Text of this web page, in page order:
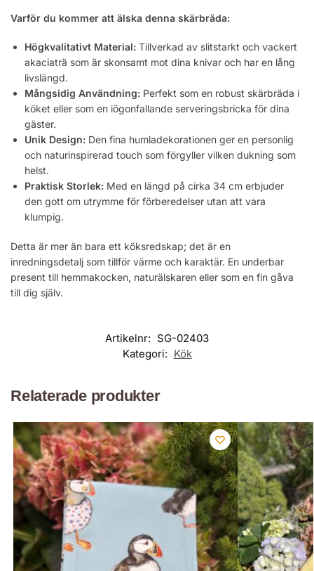
Varför du kommer att älska denna skärbräda:
Högkvalitativt Material: Tillverkad av slitstarkt och vackert
akaciaträ som är skonsamt mot dina knivar och har en lång
livslängd.
Mångsidig Användning: Perfekt som en robust skärbräda i
köket eller som en iögonfallande serveringsbricka för dina
gäster.
Unik Design: Den fina humladekorationen ger en personlig
och naturinspirerad touch som förgyller vilken dukning som
helst.
Praktisk Storlek: Med en längd på cirka 34 cm erbjuder
den gott om utrymme för förberedelser utan att vara
klumpig.
Detta är mer än bara ett köksredskap; det är en
inredningsdetalj som tillför värme och karaktär. En underbar
present till hemmakocken, naturälskaren eller som en fin gåva
till dig själv.
Artikelnr: SG-02403
Kategori: Kök
Relaterade produkter